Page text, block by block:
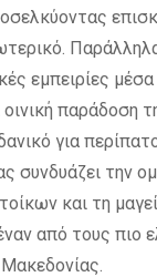
εμπειρίες
παράδοση
για
συνδυάζει την
και τη
από τους πιο